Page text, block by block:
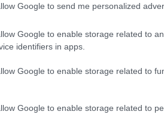
Google to send me personalized
Google to enable storage related to
identifiers in apps.
Google to enable storage related to
Google to enable storage related to
Péter